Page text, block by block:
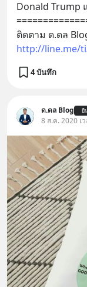
Donald Trump
ติดตาม ด.ดล
http://line.me/
4 บันทึก
ด.ดล Blog ยื
8 ส.ค. 2020 เ